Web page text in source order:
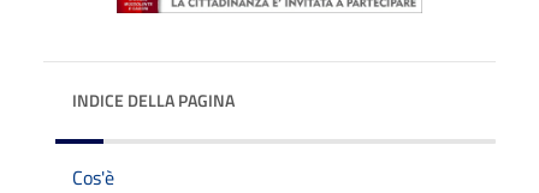
INDICE DELLA PAGINA
Cos'è